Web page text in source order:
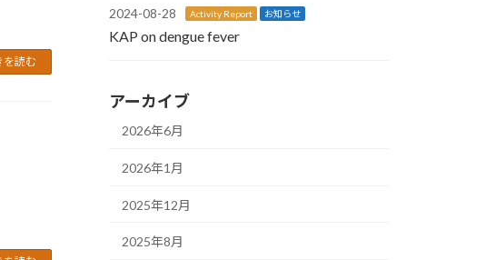
を読む
2024-08-28 Activity Report お知らせ
KAP on dengue fever
アーカイブ
2026年6月
2026年1月
2025年12月
2025年8月